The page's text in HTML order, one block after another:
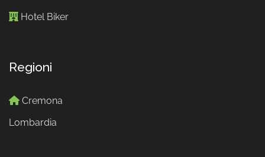
Hotel Biker
Regioni
Cremona
Lombardia